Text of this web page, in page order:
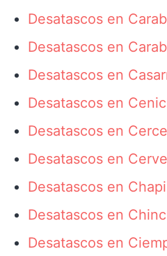
Desatascos en
Desatascos en
Desatascos en
Desatascos en
Desatascos en
Desatascos en
Desatascos en
Desatascos en
Desatascos en